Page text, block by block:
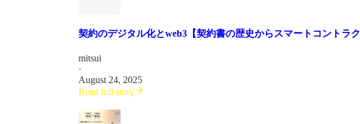
契約のデジタル化とweb3【契約書の歴史からスマートコントラク
mitsui
·
August 24, 2025
Read full story